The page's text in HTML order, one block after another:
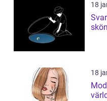
18
18